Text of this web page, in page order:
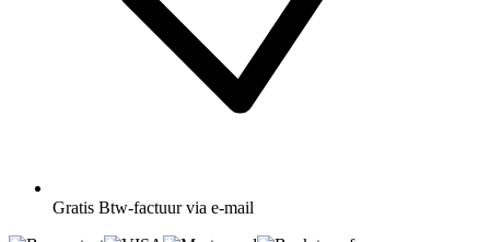
Gratis Btw-factuur via e-mail